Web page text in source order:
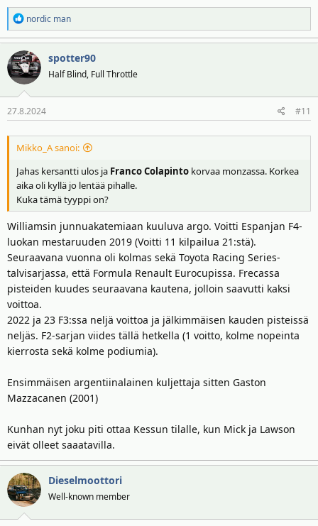
R
e
a
k
t
i
o
t
nordic man
spotter90
Half Blind, Full Throttle
27.8.2024 #11
Mikko_A sanoi:
Jahas kersantti ulos ja Franco Colapinto korvaa monzassa. Korkea
aika oli kyllä jo lentää pihalle.
Kuka tämä tyyppi on?
Williamsin junnuakatemiaan kuuluva argo. Voitti Espanjan F4-
luokan mestaruuden 2019 (Voitti 11 kilpailua 21:stä).
Seuraavana vuonna oli kolmas sekä Toyota Racing Series-
talvisarjassa, että Formula Renault Eurocupissa. Frecassa
pisteiden kuudes seuraavana kautena, jolloin saavutti kaksi
voittoa.
2022 ja 23 F3:ssa neljä voittoa ja jälkimmäisen kauden pisteissä
neljäs. F2-sarjan viides tällä hetkella (1 voitto, kolme nopeinta
kierrosta sekä kolme podiumia).
Ensimmäisen argentiinalainen kuljettaja sitten Gaston
Mazzacanen (2001)
Kunhan nyt joku piti ottaa Kessun tilalle, kun Mick ja Lawson
eivät olleet saaatavilla.
Dieselmoottori
Well-known member